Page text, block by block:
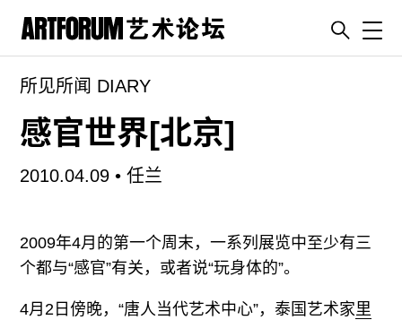
artguide
新闻
展评
杂志
视频
ENGLISH
ART & EDUCATION
所见所闻 DIARY
感官世界[北京]
2010.04.09 •任兰
2009年4月的第一个周末，一系列展览中至少有三
个都与“感官”有关，或者说“玩身体的”。
4月2日傍晚，“唐人当代艺术中心”，泰国艺术家里